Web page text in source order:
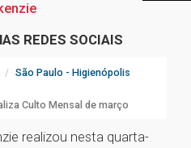
REDES SOCIAIS
São Paulo - Higienópolis
Culto Mensal de março
realizou nesta quarta-